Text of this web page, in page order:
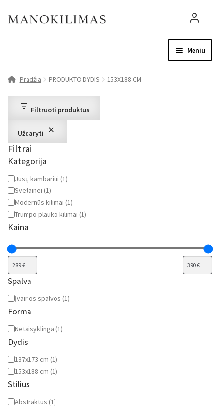
Meniu
D.U.K.
Apie mus
Paskyra
Pradžia PRODUKTO DYDIS 153X188 CM
Filtruoti produktus
Uždaryti
Filtrai
Kategorija
Kategorija
Jūsų kambariui (1)
Svetainei (1)
Modernūs kilimai (1)
Trumpo plauko kilimai (1)
Kaina
Spalva
Spalva
Įvairios spalvos (1)
Forma
Forma
Netaisyklinga (1)
Dydis
Dydis
137x173 cm (1)
153x188 cm (1)
Stilius
Stilius
Abstraktus (1)